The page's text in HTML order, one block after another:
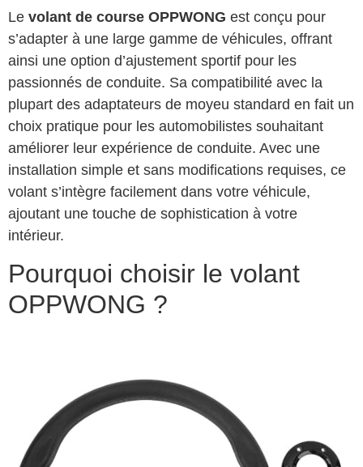
Le volant de course OPPWONG est conçu pour
s’adapter à une large gamme de véhicules, offrant
ainsi une option d’ajustement sportif pour les
passionnés de conduite. Sa compatibilité avec la
plupart des adaptateurs de moyeu standard en fait un
choix pratique pour les automobilistes souhaitant
améliorer leur expérience de conduite. Avec une
installation simple et sans modifications requises, ce
volant s’intègre facilement dans votre véhicule,
ajoutant une touche de sophistication à votre
intérieur.
Pourquoi choisir le volant
OPPWONG ?